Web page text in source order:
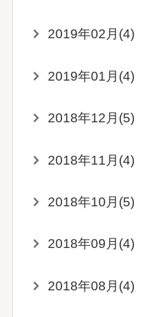
2019年02月(4)
2019年01月(4)
2018年12月(5)
2018年11月(4)
2018年10月(5)
2018年09月(4)
2018年08月(4)